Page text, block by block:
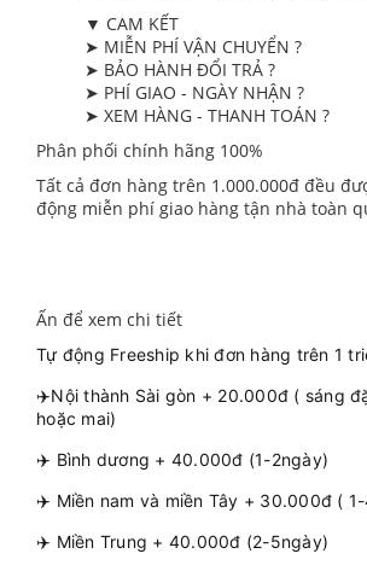
▼ CAM KẾT
➤ MIỄN PHÍ VẬN CHUYỂN ?
➤ BẢO HÀNH ĐỔI TRẢ ?
➤ PHÍ GIAO - NGÀY NHẬN ?
➤ XEM HÀNG - THANH TOÁN ?
Phân phối chính hãng 100%
Tất cả đơn hàng trên 1.000.000đ đều
động miễn phí giao hàng tận nhà toàn
Ấn để xem chi tiết
Tự động Freeship khi đơn hàng trên 1
✈️Nội thành Sài gòn + 20.000đ ( sáng
hoặc mai)
✈️ Bình dương + 40.000đ (1-2ngày)
✈️ Miền nam và miền Tây + 30.000đ (
✈️ Miền Trung + 40.000đ (2-5ngày)